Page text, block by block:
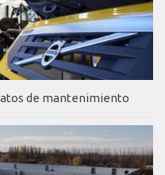
de mantenimiento